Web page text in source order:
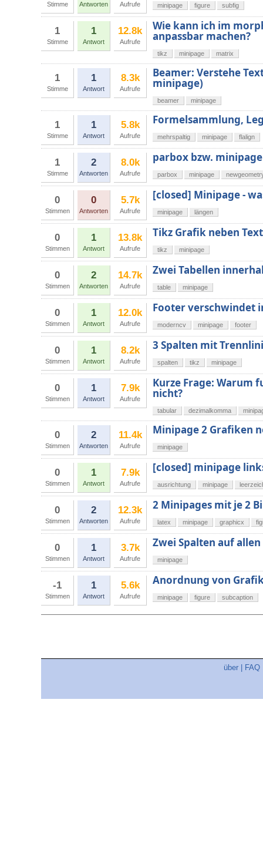
Stimme Antworten Aufrufe minipage figure subfig
1
Stimme
1
Antwort
12.8k
Aufrufe
Wie kann ich im
anpassbar machen?
tikz minipage matrix
1
Stimme
1
Antwort
8.3k
Aufrufe
Beamer: Verstehe
minipage)
beamer minipage
1
Stimme
1
Antwort
5.8k
Aufrufe
Formelsammlung,
mehrspaltig minipage flalign
1
Stimme
2
Antworten
8.0k
Aufrufe
parbox bzw.
parbox minipage
0
Stimmen
0
Antworten
5.7k
Aufrufe
[closed] Minipage -
minipage längen
0
Stimmen
1
Antwort
13.8k
Aufrufe
Tikz Grafik neben Text
tikz minipage
0
Stimmen
2
Antworten
14.7k
Aufrufe
Zwei Tabellen
table minipage
0
Stimmen
1
Antwort
12.0k
Aufrufe
Footer verschwindet
moderncv minipage footer
0
Stimmen
1
Antwort
8.2k
Aufrufe
3 Spalten mit
spalten tikz minipage
0
Stimmen
1
Antwort
7.9k
Aufrufe
Kurze Frage:
nicht?
tabular dezimalkomma
0
Stimmen
2
Antworten
11.4k
Aufrufe
Minipage 2 Grafiken
minipage
0
Stimmen
1
Antwort
7.9k
Aufrufe
[closed] minipage
ausrichtung minipage
0
Stimmen
2
Antworten
12.3k
Aufrufe
2 Minipages mit je 2
latex minipage graphicx
0
Stimmen
1
Antwort
3.7k
Aufrufe
Zwei Spalten auf allen
minipage
-1
Stimmen
1
Antwort
5.6k
Aufrufe
Anordnung von
minipage figure subcaption
über FAQ